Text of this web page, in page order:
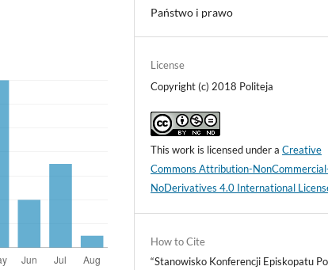
Państwo i prawo
License
Copyright (c) 2018 Politeja
This work is licensed under aCreative
Commons Attribution-
NoDerivatives 4.0 International
How to Cite
“Stanowisko Konferencji Episkopatu